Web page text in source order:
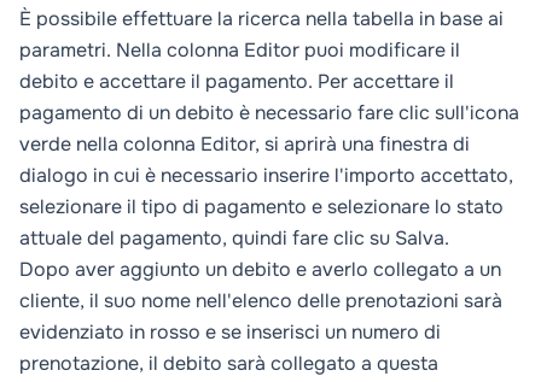
È possibile effettuare la ricerca nella tabella in base ai
parametri. Nella colonna Editor puoi modificare il
debito e accettare il pagamento. Per accettare il
pagamento di un debito è necessario fare clic sull'icona
verde nella colonna Editor, si aprirà una finestra di
dialogo in cui è necessario inserire l'importo accettato,
selezionare il tipo di pagamento e selezionare lo stato
attuale del pagamento, quindi fare clic su Salva.
Dopo aver aggiunto un debito e averlo collegato a un
cliente, il suo nome nell'elenco delle prenotazioni sarà
evidenziato in rosso e se inserisci un numero di
prenotazione, il debito sarà collegato a questa